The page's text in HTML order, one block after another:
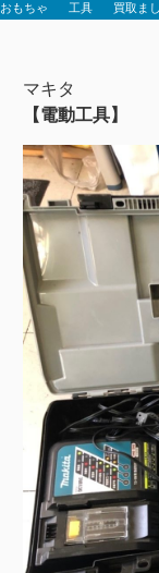
おもちゃ 工具 買取ま
マキタ
【電動工具】